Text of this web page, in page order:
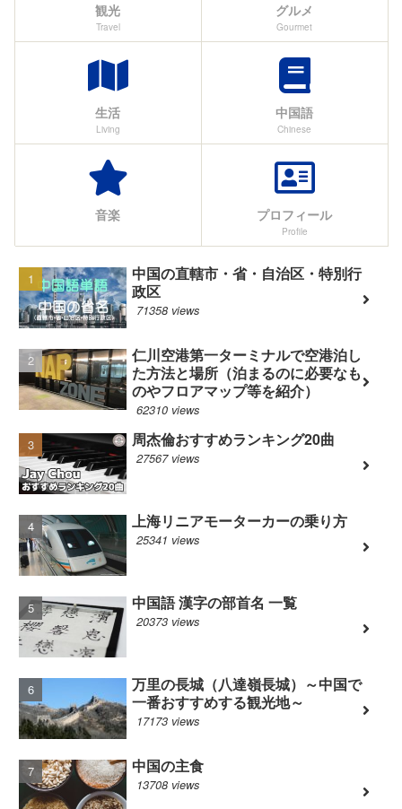
観光
Travel
グルメ
Gourmet
生活
Living
中国語
Chinese
音楽 プロフィール
Profile
中国の直轄市・省・自治区・特別行
政区
71358 views
仁川空港第一ターミナルで空港泊し
た方法と場所（泊まるのに必要なも
のやフロアマップ等を紹介）
62310 views
周杰倫おすすめランキング20曲
27567 views
上海リニアモーターカーの乗り方
25341 views
中国語 漢字の部首名 一覧
20373 views
万里の長城（八達嶺長城）～中国で
一番おすすめする観光地～
17173 views
中国の主食
13708 views